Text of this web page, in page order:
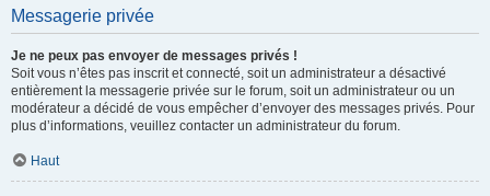
Messagerie privée
Je ne peux pas envoyer de messages privés !
Soit vous n’êtes pas inscrit et connecté, soit un administrateur a désactivé
entièrement la messagerie privée sur le forum, soit un administrateur ou un
modérateur a décidé de vous empêcher d’envoyer des messages privés. Pour
plus d’informations, veuillez contacter un administrateur du forum.
Haut